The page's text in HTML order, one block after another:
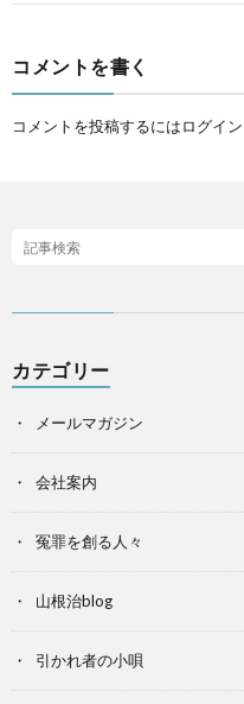
コメントを書く
コメントを投稿するにはログイン
カテゴリー
メールマガジン
会社案内
冤罪を創る人々
山根治blog
引かれ者の小唄